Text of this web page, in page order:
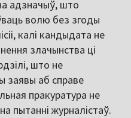
адзначыў, што
волю без згоды
калі кандыдата не
злачынства ці
што не
заявы аб справе
пракуратура не
пытанні журналістаў.